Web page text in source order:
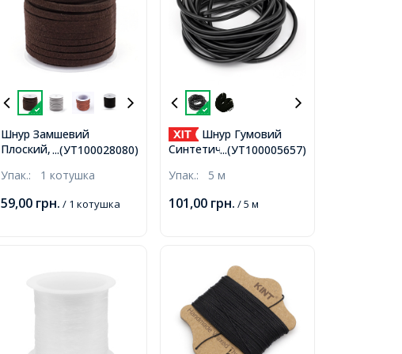
...(УТ100028080)
Шнур Замшевий
Плоский, Імітація Шкіри,
3х1.5мм, близько 5м/
Упак.: 1 котушка
59,00 грн. / 1 котушка
...(УТ100005657)
Шнур Гумовий
Синтетичний
4мм, Отвір 1.5мм,
Упак.: 5 м
101,00 грн. / 5 м